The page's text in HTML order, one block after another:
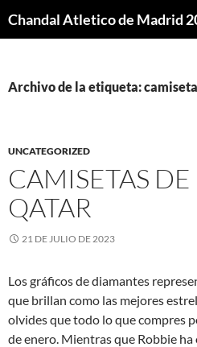
Archivo de la etiqueta:
UNCATEGORIZED
CAMISETAS DE
QATAR
21 DE JULIO DE 2023
Los gráficos de diamantes
que brillan como las mejores
olvides que todo lo que compres
de enero. Mientras que Robbie